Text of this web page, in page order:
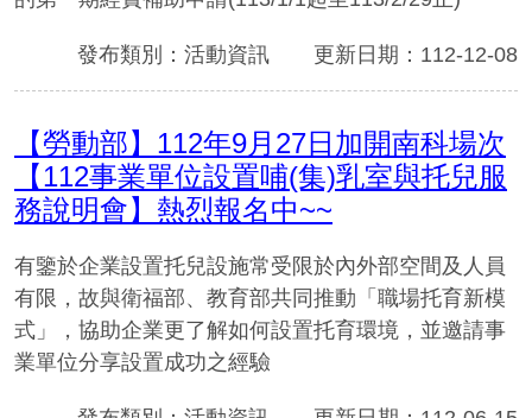
發布類別：活動資訊 更新日期：112-12-08
【勞動部】112年9月27日加開南科場次
【112事業單位設置哺(集)乳室與托兒服
務說明會】熱烈報名中~~
有鑒於企業設置托兒設施常受限於內外部空間及人員
有限，故與衛福部、教育部共同推動「職場托育新模
式」，協助企業更了解如何設置托育環境，並邀請事
業單位分享設置成功之經驗